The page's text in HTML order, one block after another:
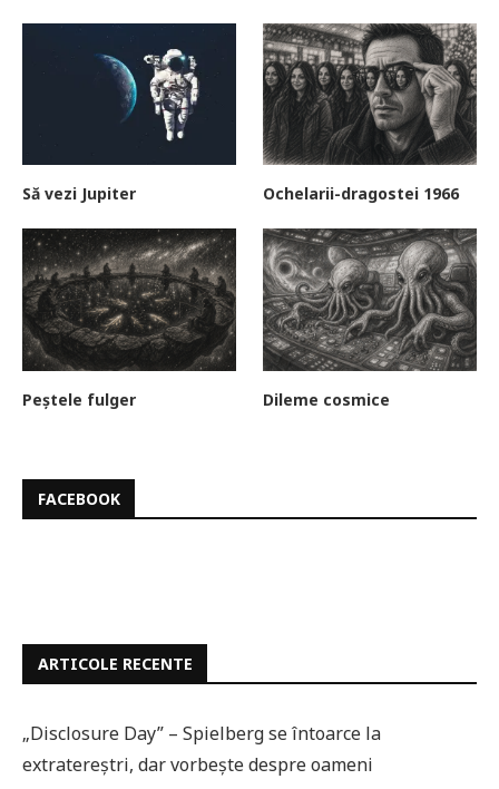
Să vezi Jupiter Ochelarii-dragostei 1966
Peștele fulger Dileme cosmice
FACEBOOK
ARTICOLE RECENTE
„Disclosure Day” – Spielberg se întoarce la
extratereștri, dar vorbește despre oameni